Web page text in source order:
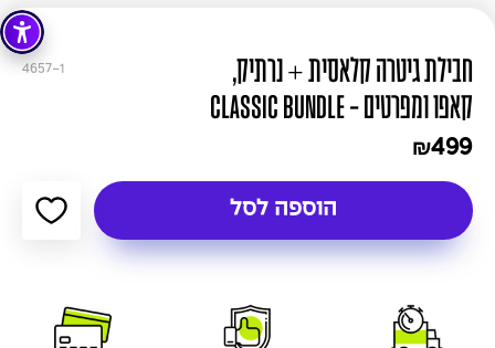
4657-1
חבילת גיטרה קלאסית + נרתיק,
קאפו ומפרטים - CLASSIC BUNDLE
₪499
הוספה לסל